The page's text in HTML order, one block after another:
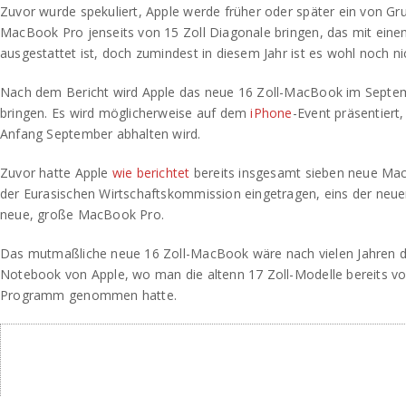
Zuvor wurde spekuliert, Apple werde früher oder später ein von
MacBook Pro jenseits von 15 Zoll Diagonale bringen, das mit
ausgestattet ist, doch zumindest in diesem Jahr ist es wohl noch
Nach dem Bericht wird Apple das neue 16 Zoll-MacBook im
bringen. Es wird möglicherweise auf demiPhone-Event
Anfang September abhalten wird.
Zuvor hatte Apple wie berichtet bereits insgesamt sieben neue
der Eurasischen Wirtschaftskommission eingetragen, eins der
neue, große MacBook Pro.
Das mutmaßliche neue 16 Zoll-MacBook wäre nach vielen Jahren
Notebook von Apple, wo man die altenn 17 Zoll-Modelle bereits
Programm genommen hatte.